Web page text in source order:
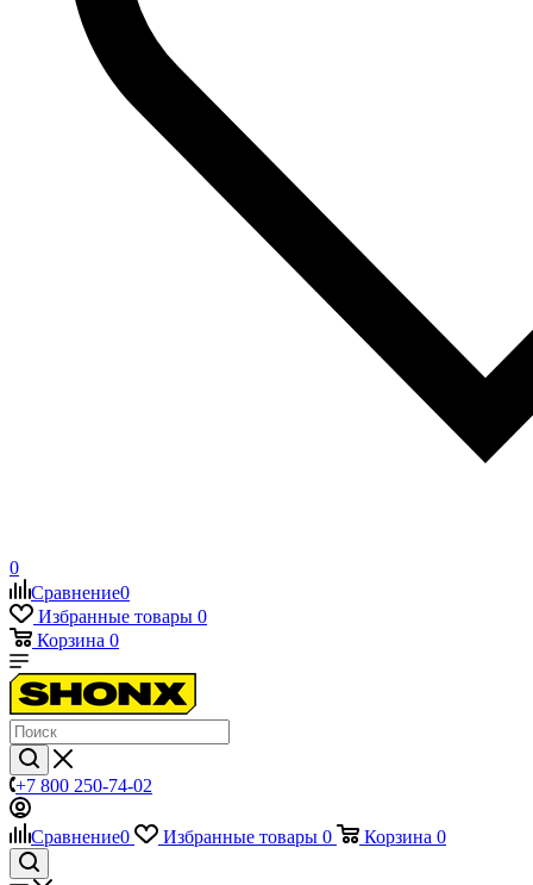
0
Сравнение0
Избранные товары 0
Корзина 0
+7 800 250-74-02
Сравнение0 Избранные товары 0 Корзина 0